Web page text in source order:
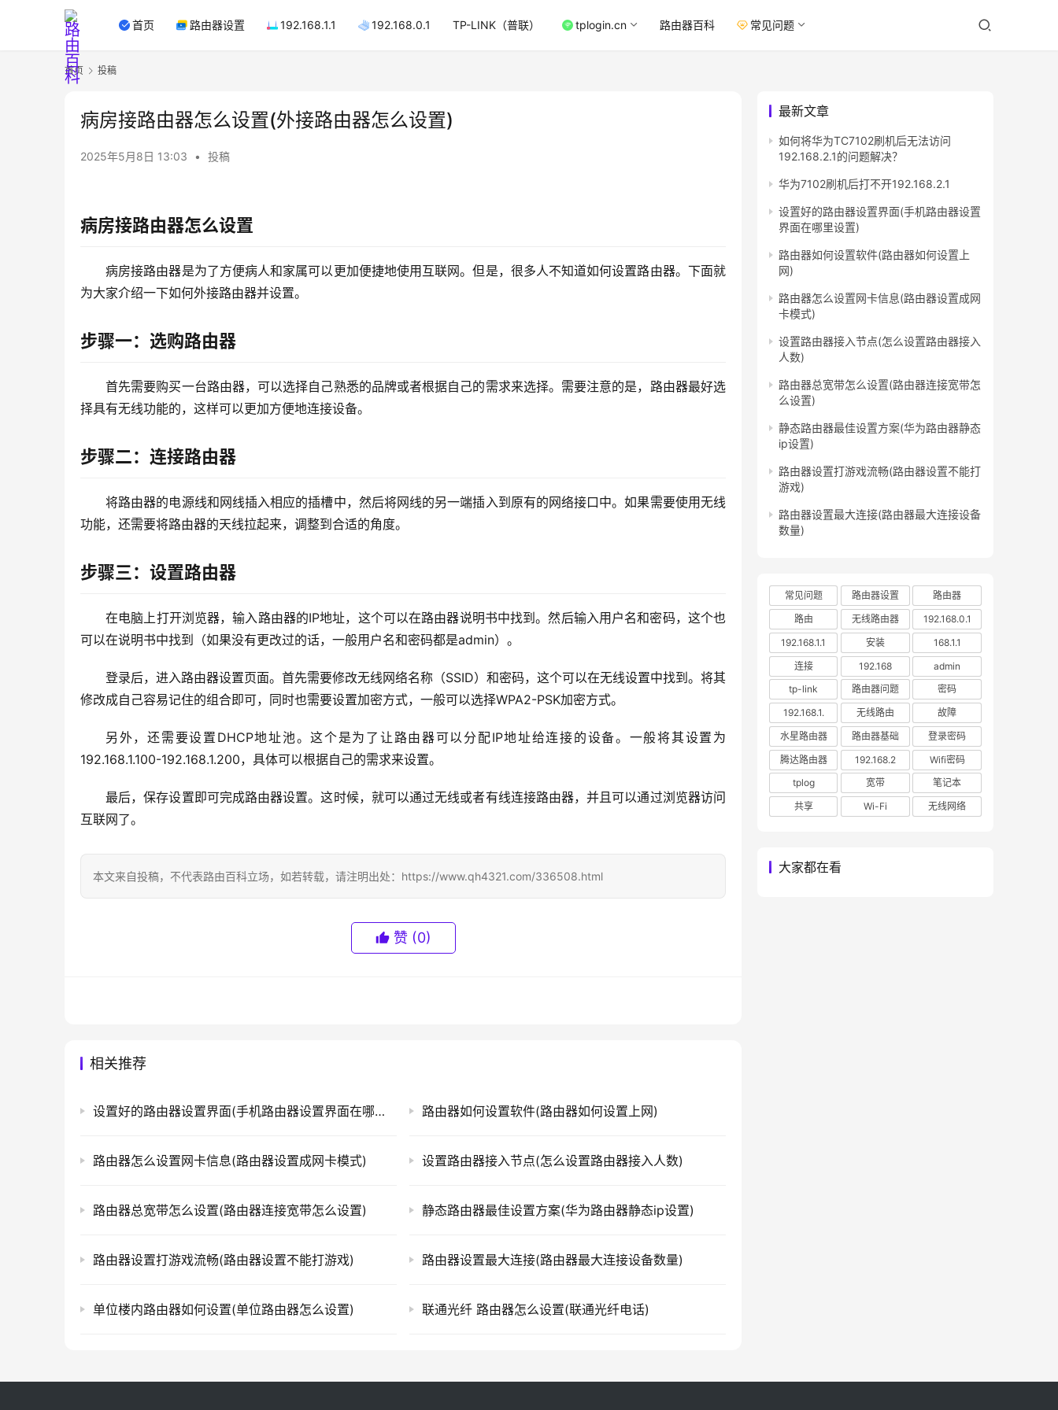
首页 路由器设置 192.168.1.1 192.168.0.1 TP-LINK（普联） tplogin.cn 路由器百科 常见问题
首页 投稿
病房接路由器怎么设置(外接路由器怎么设置)
2025年5月8日 13:03 • 投稿
病房接路由器怎么设置
病房接路由器是为了方便病人和家属可以更加便捷地使用互联网。但是，很多人不知道如何设置路由器。下面就
为大家介绍一下如何外接路由器并设置。
步骤一：选购路由器
首先需要购买一台路由器，可以选择自己熟悉的品牌或者根据自己的需求来选择。需要注意的是，路由器最好选
择具有无线功能的，这样可以更加方便地连接设备。
步骤二：连接路由器
将路由器的电源线和网线插入相应的插槽中，然后将网线的另一端插入到原有的网络接口中。如果需要使用无线
功能，还需要将路由器的天线拉起来，调整到合适的角度。
步骤三：设置路由器
在电脑上打开浏览器，输入路由器的IP地址，这个可以在路由器说明书中找到。然后输入用户名和密码，这个也
可以在说明书中找到（如果没有更改过的话，一般用户名和密码都是admin）。
登录后，进入路由器设置页面。首先需要修改无线网络名称（SSID）和密码，这个可以在无线设置中找到。将其
修改成自己容易记住的组合即可，同时也需要设置加密方式，一般可以选择WPA2-PSK加密方式。
另外，还需要设置DHCP地址池。这个是为了让路由器可以分配IP地址给连接的设备。一般将其设置为
192.168.1.100-192.168.1.200，具体可以根据自己的需求来设置。
最后，保存设置即可完成路由器设置。这时候，就可以通过无线或者有线连接路由器，并且可以通过浏览器访问
互联网了。
本文来自投稿，不代表路由百科立场，如若转载，请注明出处：https://www.qh4321.com/336508.html
赞 (0)
相关推荐
设置好的路由器设置界面(手机路由器设置界面在哪里设置) 路由器如何设置软件(路由器如何设置上网)
路由器怎么设置网卡信息(路由器设置成网卡模式) 设置路由器接入节点(怎么设置路由器接入人数)
路由器总宽带怎么设置(路由器连接宽带怎么设置) 静态路由器最佳设置方案(华为路由器静态ip设置)
路由器设置打游戏流畅(路由器设置不能打游戏) 路由器设置最大连接(路由器最大连接设备数量)
单位楼内路由器如何设置(单位路由器怎么设置) 联通光纤 路由器怎么设置(联通光纤电话)
最新文章
如何将华为TC7102刷机后无法访问
192.168.2.1的问题解决？
华为7102刷机后打不开192.168.2.1
设置好的路由器设置界面(手机路由器设置
界面在哪里设置)
路由器如何设置软件(路由器如何设置上
网)
路由器怎么设置网卡信息(路由器设置成网
卡模式)
设置路由器接入节点(怎么设置路由器接入
人数)
路由器总宽带怎么设置(路由器连接宽带怎
么设置)
静态路由器最佳设置方案(华为路由器静态
ip设置)
路由器设置打游戏流畅(路由器设置不能打
游戏)
路由器设置最大连接(路由器最大连接设备
数量)
常见问题 路由器设置
路由器
路由
无线路由器
192.168.0.1
192.168.1.1
安装
168.1.1
连接
192.168
admin
tp-link
路由器问题
密码
192.168.1.
无线路由
故障
水星路由器
路由器基础
登录密码
腾达路由器
192.168.2
Wifi密码
tplog
宽带
笔记本
共享
Wi-Fi 无线网络
大家都在看